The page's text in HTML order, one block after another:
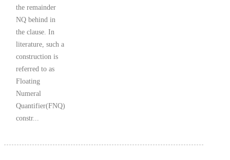
the remainder
NQ behind in
the clause. In
literature, such a
construction is
referred to as
Floating
Numeral
Quantifier(FNQ)
constr...